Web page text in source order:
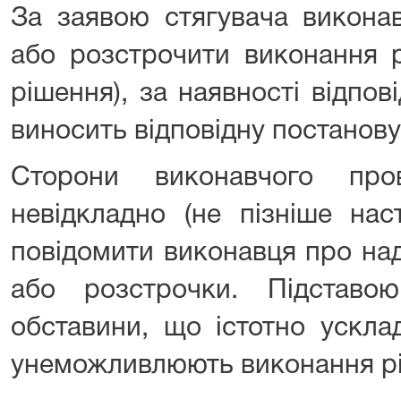
За заявою стягувача
або розстрочити виконання
рішення), за наявності
виносить відповідну
Сторони виконавчого
невідкладно (не пізніше
повідомити виконавця про
або розстрочки.
обставини, що істотно
унеможливлюють виконання